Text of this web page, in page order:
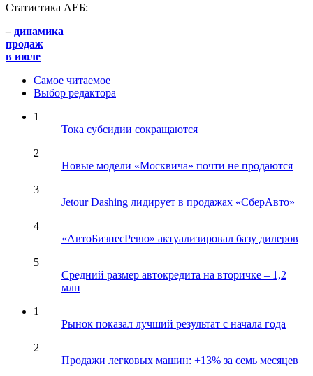
Статистика АЕБ:
– динамика
продаж
в июле
Самое читаемое
Выбор редактора
1
Тока субсидии сокращаются
2
Новые модели «Москвича» почти не продаются
3
Jetour Dashing лидирует в продажах «СберАвто»
4
«АвтоБизнесРевю» актуализировал базу дилеров
5
Средний размер автокредита на вторичке – 1,2
млн
1
Рынок показал лучший результат с начала года
2
Продажи легковых машин: +13% за семь месяцев